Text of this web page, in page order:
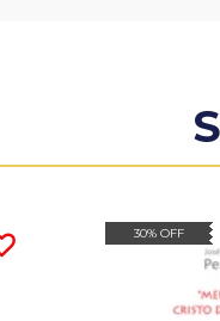
30% OFF